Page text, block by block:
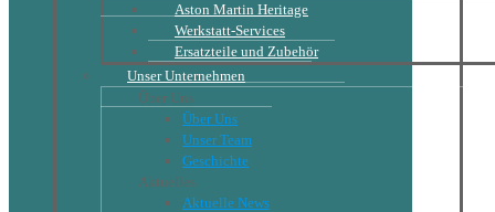
Aston Martin Heritage
Werkstatt-Services
Ersatzteile und Zubehör
Unser Unternehmen
Über Uns
Über Uns
Unser Team
Geschichte
Aktuelles
Aktuelle News